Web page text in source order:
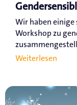
Wir haben einige
Workshop zu
Weiterlesen